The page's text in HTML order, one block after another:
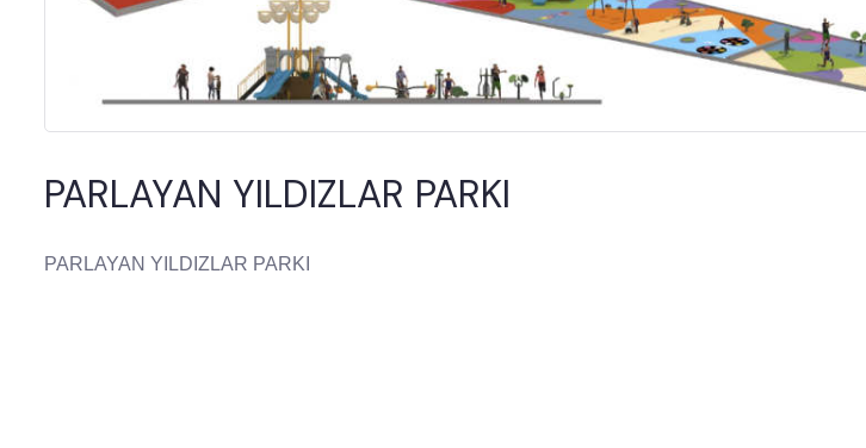
PARLAYAN YILDIZLAR PARKI
PARLAYAN YILDIZLAR PARKI